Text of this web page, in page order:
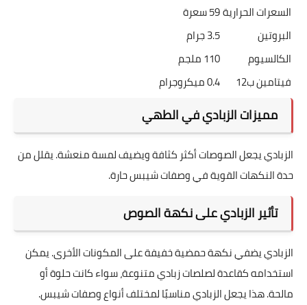
السعرات الحرارية59 سعرة
البروتين
3.5 جرام
الكالسيوم
110 ملجم
فيتامين ب12
0.4 ميكروجرام
مميزات الزبادي في الطهي
الزبادي يجعل الصوصات أكثر كثافة ويضيف لمسة منعشة. يقلل من
حدة النكهات القوية في وصفات شيبس حارة.
تأثير الزبادي على نكهة الصوص
الزبادي يضفي نكهة حمضية خفيفة على المكونات الأخرى. يمكن
استخدامه كقاعدة لصلصات زبادي متنوعة، سواء كانت حلوة أو
مالحة. هذا يجعل الزبادي مناسبًا لمختلف أنواع وصفات شيبس.